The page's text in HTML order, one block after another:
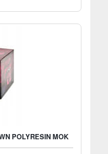
POLYRESIN MOK